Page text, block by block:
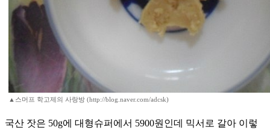
▲스머프 학고제의 사랑방 (http://blog.naver.com/adcsk)
국산 잣은 50g에 대형슈퍼에서 5900원인데 믹서로 갈아 이렇